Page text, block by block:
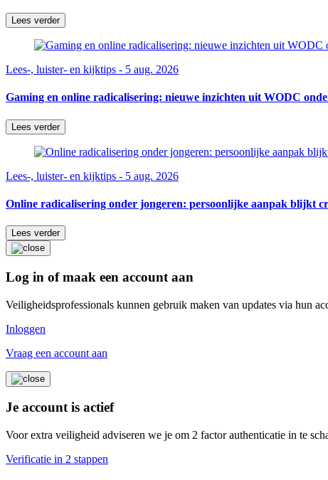
Lees verder
Lees-, luister- en kijktips - 5 aug. 2026
Gaming en online radicalisering: nieuwe inzichten uit WODC
Lees verder
Lees-, luister- en kijktips - 5 aug. 2026
Online radicalisering onder jongeren: persoonlijke aanpak blijkt
Lees verder
Log in of maak een account aan
Veiligheidsprofessionals kunnen gebruik maken van updates via hun
Inloggen
Vraag een account aan
Je account is actief
Voor extra veiligheid adviseren we je om 2 factor authenticatie in te
Verificatie in 2 stappen